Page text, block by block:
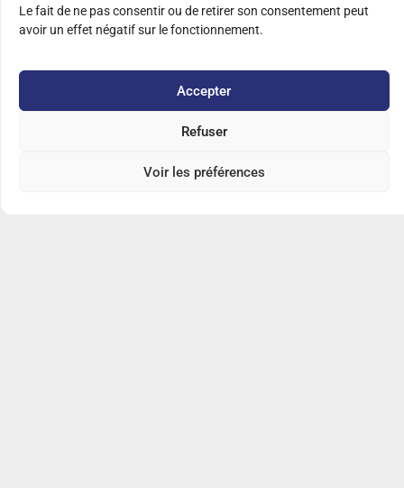
Le fait de ne pas consentir ou de retirer son consentement peut
avoir un effet négatif sur le fonctionnement.
Accepter
Refuser
Voir les préférences